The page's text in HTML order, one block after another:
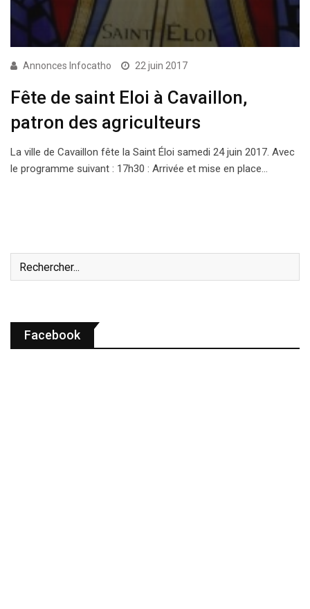
Annonces Infocatho 22 juin 2017
Fête de saint Eloi à Cavaillon,
patron des agriculteurs
La ville de Cavaillon fête la Saint Éloi samedi 24 juin 2017. Avec
le programme suivant : 17h30 : Arrivée et mise en place…
Facebook